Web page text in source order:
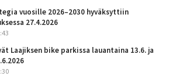
vuosille 2026–2030 hyväksyttiin
27.4.2026
Laajiksen bike parkissa lauantaina 13.6. ja